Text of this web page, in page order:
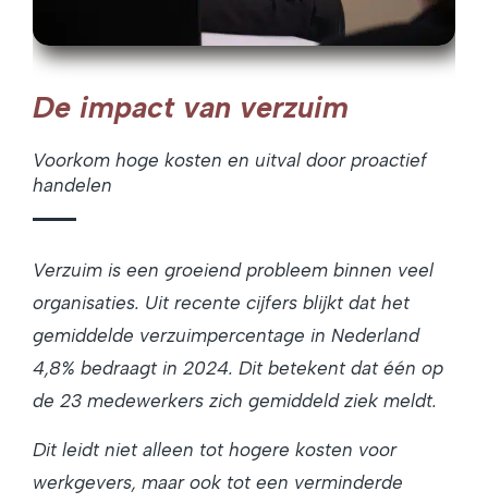
De impact van verzuim
Voorkom hoge kosten en uitval door proactief
handelen
Verzuim is een groeiend probleem binnen veel
organisaties. Uit recente cijfers blijkt dat het
gemiddelde verzuimpercentage in Nederland
4,8% bedraagt in 2024. Dit betekent dat één op
de 23 medewerkers zich gemiddeld ziek meldt.
Dit leidt niet alleen tot hogere kosten voor
werkgevers, maar ook tot een verminderde